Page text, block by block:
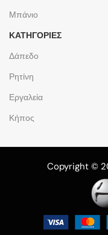
Μπάνιο
ΚΑΤΗΓΟΡΙΕΣ
Δάπεδο
Ρητίνη
Εργαλεία
Κήπος
Copyright ©